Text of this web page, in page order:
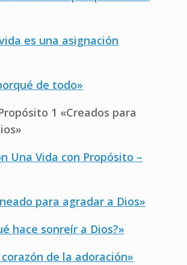
es una asignación
de todo»
1 «Creados para
Una Vida con Propósito –
para agradar a Dios»
hace sonreír a Dios?»
corazón de la adoración»